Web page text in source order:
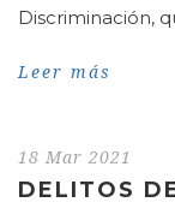
Discriminación,
Leer más
18 Mar 2021
DELITOS